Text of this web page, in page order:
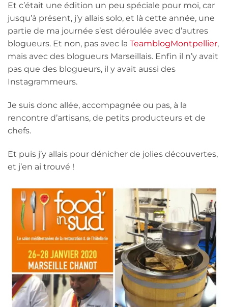
Et c’était une édition un peu spéciale pour moi, car
jusqu’à présent, j’y allais solo, et là cette année, une
partie de ma journée s’est déroulée avec d’autres
blogueurs. Et non, pas avec la TeamblogMontpellier,
mais avec des blogueurs Marseillais. Enfin il n’y avait
pas que des blogueurs, il y avait aussi des
Instagrammeurs.
Je suis donc allée, accompagnée ou pas, à la
rencontre d’artisans, de petits producteurs et de
chefs.
Et puis j’y allais pour dénicher de jolies découvertes,
et j’en ai trouvé !